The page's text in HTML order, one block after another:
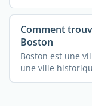
Comment
Boston
Boston est une
une ville